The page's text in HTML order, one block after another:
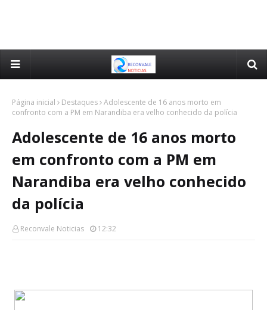
Página inicial Destaques Adolescente de 16 anos morto em
confronto com a PM em Narandiba era velho conhecido da polícia
Adolescente de 16 anos morto
em confronto com a PM em
Narandiba era velho conhecido
da polícia
Reconvale Noticias 12:32